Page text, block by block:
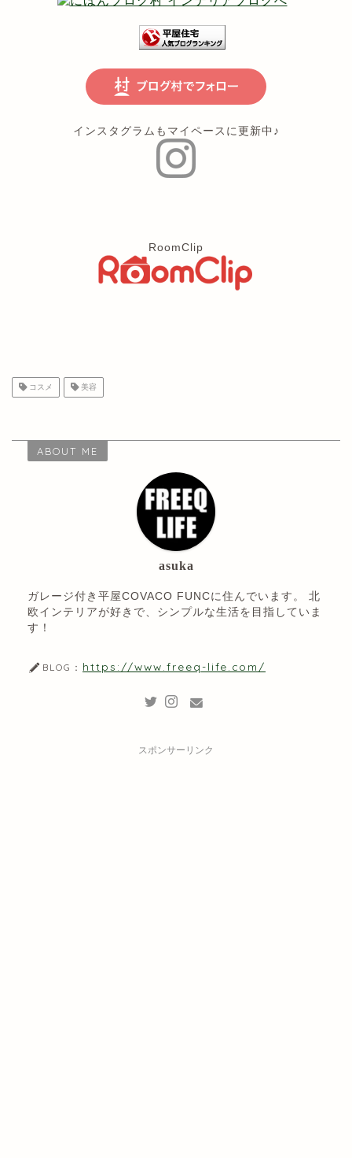
インスタグラムもマイペースに更新中♪
RoomClip
コスメ 美容
ABOUT ME
asuka
ガレージ付き平屋COVACO FUNCに住んでいます。 北
欧インテリアが好きで、シンプルな生活を目指していま
す！
BLOG： https://www.freeq-life.com/
スポンサーリンク